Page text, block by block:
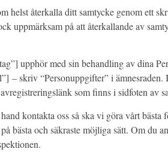
helst återkalla ditt samtycke genom ett
uppmärksam på att återkallande av
upphör med sin behandling av dina
– skriv “Personuppgifter” i
som finns i sidfoten av
kontakta oss så ska vi göra vårt bästa
och säkraste möjliga sätt. Om du